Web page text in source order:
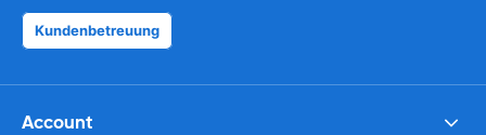
Kundenbetreuung
Account